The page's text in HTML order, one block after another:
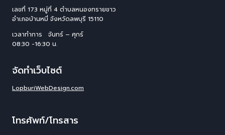
เลขที่ 173 หมู่ที่ 4 ตําบลหนองทรายขาว
อําเภอบ้านหมี่ จังหวัดลพบุรี 15110
เวลาทำการ จันทร์ – ศุกร์
08:30 -16:30 น.
จัดทำเว็บไซต์
LopburiWebDesign.com
โทรศัพท์/โทรสาร